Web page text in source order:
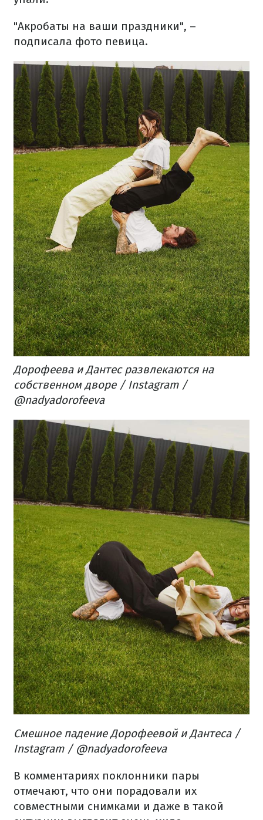
"Акробаты на ваши праздники", –
подписала фото певица.
Дорофеева и Дантес развлекаются на
собственном дворе​ / Instagram /
@nadyadorofeeva
Смешное падение Дорофеевой и Дантеса /
Instagram / @nadyadorofeeva
В комментариях поклонники пары
отмечают, что они порадовали их
совместными снимками и даже в такой